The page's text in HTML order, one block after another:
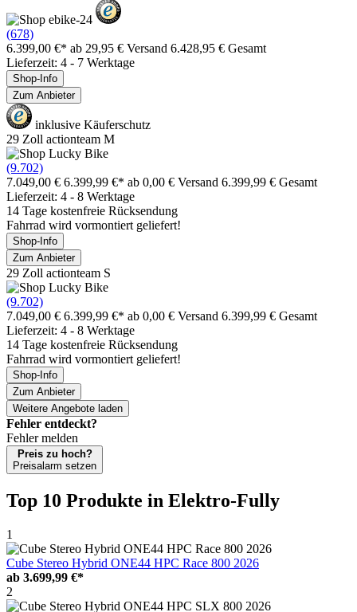
(678)
6.399,00 €* ab 29,95 € Versand 6.428,95 € Gesamt
Lieferzeit: 4 - 7 Werktage
Shop-Info
Zum Anbieter
inklusive Käuferschutz
29 Zoll actionteam M
(9.702)
7.049,00 € 6.399,99 €* ab 0,00 € Versand 6.399,99 € Gesamt
Lieferzeit: 4 - 8 Werktage
14 Tage kostenfreie Rücksendung
Fahrrad wird vormontiert geliefert!
Shop-Info
Zum Anbieter
29 Zoll actionteam S
(9.702)
7.049,00 € 6.399,99 €* ab 0,00 € Versand 6.399,99 € Gesamt
Lieferzeit: 4 - 8 Werktage
14 Tage kostenfreie Rücksendung
Fahrrad wird vormontiert geliefert!
Shop-Info
Zum Anbieter
Weitere Angebote laden
Fehler entdeckt?
Fehler melden
Preis zu hoch?
Preisalarm setzen
Top 10 Produkte in Elektro-Fully
1
Cube Stereo Hybrid ONE44 HPC Race 800 2026
ab 3.699,99 €*
2